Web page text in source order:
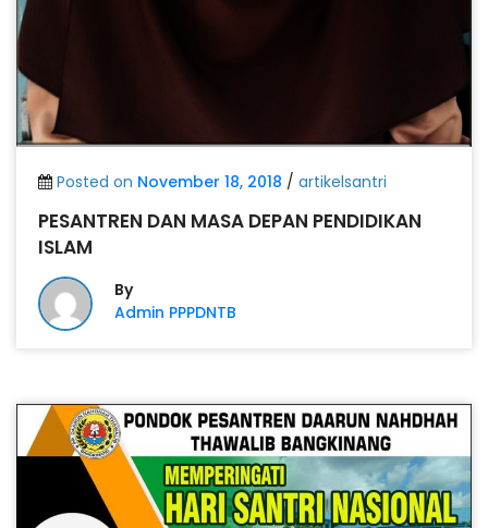
Posted on November 18, 2018 / artikelsantri
PESANTREN DAN MASA DEPAN PENDIDIKAN
ISLAM
By
Admin PPPDNTB